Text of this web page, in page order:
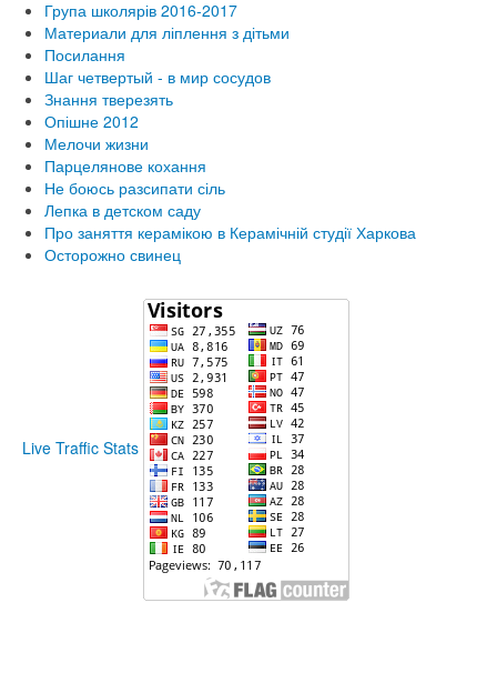
Група школярів 2016-2017
Материали для ліплення з дітьми
Посилання
Шаг четвертый - в мир сосудов
Знання тверезять
Опішне 2012
Мелочи жизни
Парцелянове кохання
Не боюсь разсипати сіль
Лепка в детском саду
Про заняття керамікою в Керамічній студії Харкова
Осторожно свинец
Live Traffic Stats